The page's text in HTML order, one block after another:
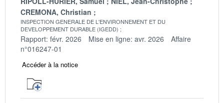
CREMONA, Christian
INSPECTION GENERALE DE L'ENVIRONNEMENT ET DU
DEVELOPPEMENT DURABLE (IGEDD)
Rapport: févr. 2026 Mise en ligne: avr. 2026
Affaire
n°016247-01
Accéder à la notice